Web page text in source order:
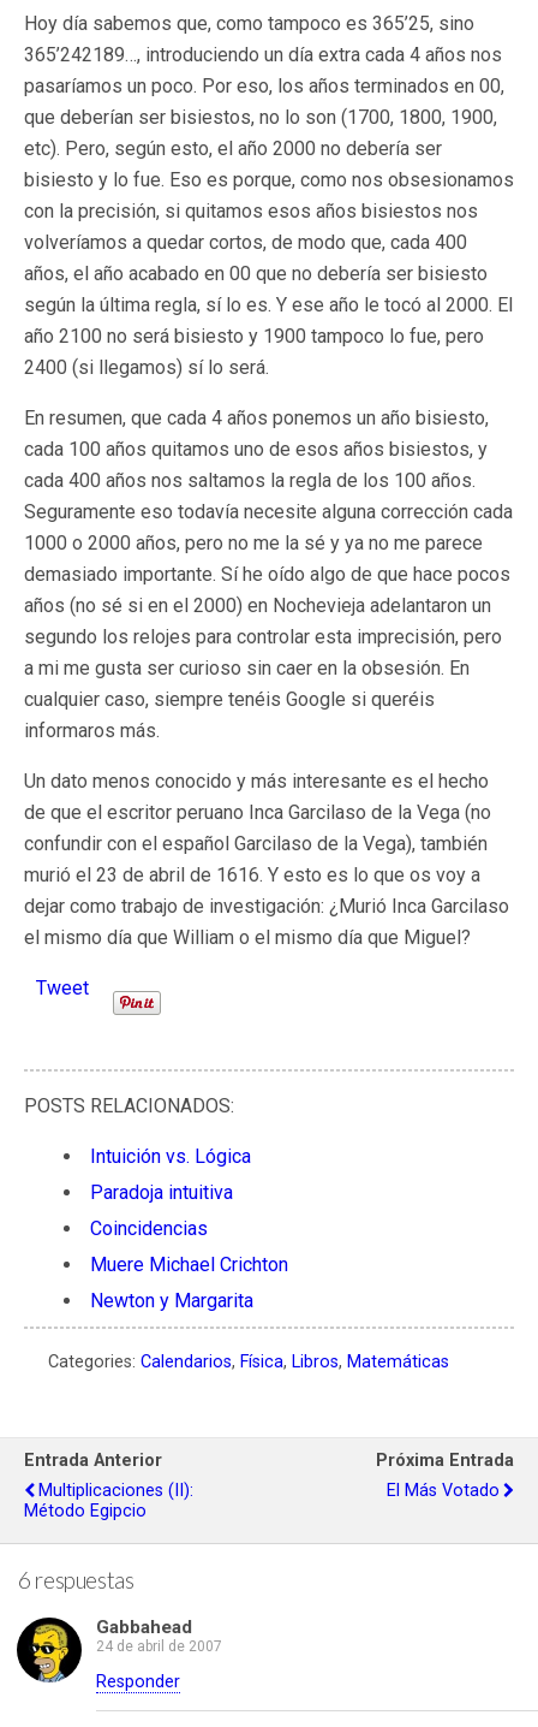
Hoy día sabemos que, como tampoco es 365’25, sino
365’242189…, introduciendo un día extra cada 4 años nos
pasaríamos un poco. Por eso, los años terminados en 00,
que deberían ser bisiestos, no lo son (1700, 1800, 1900,
etc). Pero, según esto, el año 2000 no debería ser
bisiesto y lo fue. Eso es porque, como nos obsesionamos
con la precisión, si quitamos esos años bisiestos nos
volveríamos a quedar cortos, de modo que, cada 400
años, el año acabado en 00 que no debería ser bisiesto
según la última regla, sí lo es. Y ese año le tocó al 2000. El
año 2100 no será bisiesto y 1900 tampoco lo fue, pero
2400 (si llegamos) sí lo será.
En resumen, que cada 4 años ponemos un año bisiesto,
cada 100 años quitamos uno de esos años bisiestos, y
cada 400 años nos saltamos la regla de los 100 años.
Seguramente eso todavía necesite alguna corrección cada
1000 o 2000 años, pero no me la sé y ya no me parece
demasiado importante. Sí he oído algo de que hace pocos
años (no sé si en el 2000) en Nochevieja adelantaron un
segundo los relojes para controlar esta imprecisión, pero
a mi me gusta ser curioso sin caer en la obsesión. En
cualquier caso, siempre tenéis Google si queréis
informaros más.
Un dato menos conocido y más interesante es el hecho
de que el escritor peruano Inca Garcilaso de la Vega (no
confundir con el español Garcilaso de la Vega), también
murió el 23 de abril de 1616. Y esto es lo que os voy a
dejar como trabajo de investigación: ¿Murió Inca Garcilaso
el mismo día que William o el mismo día que Miguel?
Tweet
POSTS RELACIONADOS:
Intuición vs. Lógica
Paradoja intuitiva
Coincidencias
Muere Michael Crichton
Newton y Margarita
Categories: Calendarios, Física, Libros, Matemáticas
Entrada Anterior
Multiplicaciones (II):
Método Egipcio
Próxima Entrada
El Más Votado
6 respuestas
Gabbahead
24 de abril de 2007
Responder